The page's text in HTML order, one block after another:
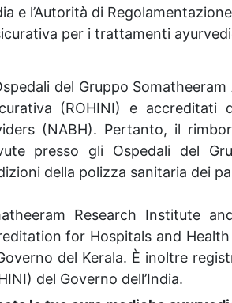
e l’Autorità di
per i trattamenti
del Gruppo
(ROHINI) e
(NABH). Pertanto, il
presso gli Ospedali del
della polizza sanitaria dei
Research Institute
for Hospitals and
del Kerala. È inoltre
del Governo dell’India.